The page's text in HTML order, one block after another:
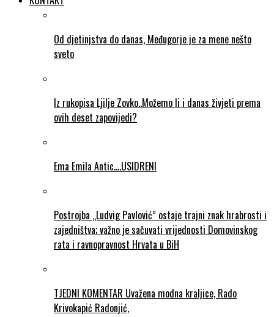
Od djetinjstva do danas, Međugorje je za mene nešto
sveto
Iz rukopisa Ljilje Zovko..Možemo li i danas živjeti prema
ovih deset zapovijedi?
Ema Emila Antic….USIDRENI
Postrojba „Ludvig Pavlović” ostaje trajni znak hrabrosti i
zajedništva; važno je sačuvati vrijednosti Domovinskog
rata i ravnopravnost Hrvata u BiH
TJEDNI KOMENTAR Uvažena modna kraljice, Rado
Krivokapić Radonjić,